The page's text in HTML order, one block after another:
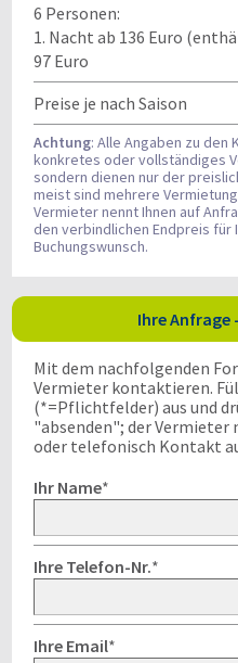
6 Personen:
1. Nacht ab 136 Euro
97 Euro
Preise je nach Saison
Achtung: Alle Angaben zu den
konkretes oder vollständiges
sondern dienen nur der
meist sind mehrere
Vermieter nennt Ihnen auf
den verbindlichen Endpreis für
Buchungswunsch.
Ihre Anfrage
Mit dem nachfolgenden
Vermieter kontaktieren.
(*=Pflichtfelder) aus und
"absenden"; der
oder telefonisch Kontakt
Ihr Name*
Ihre Telefon-Nr.*
Ihre Email*